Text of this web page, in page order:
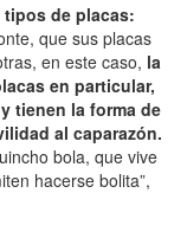
de placas:
que sus placas
en este caso, la
en particular,
tienen la forma de
al caparazón.
bola, que vive
hacerse bolita”,